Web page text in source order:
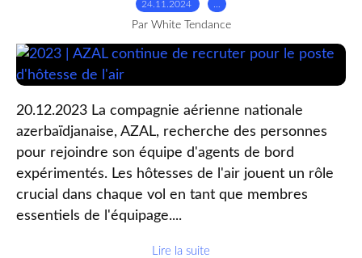
24.11.2024
Par White Tendance
20.12.2023 La compagnie aérienne nationale
azerbaïdjanaise, AZAL, recherche des personnes
pour rejoindre son équipe d'agents de bord
expérimentés. Les hôtesses de l'air jouent un rôle
crucial dans chaque vol en tant que membres
essentiels de l'équipage....
Lire la suite